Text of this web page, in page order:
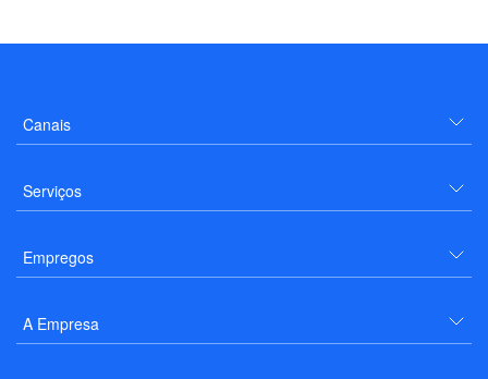
Canais
Serviços
Empregos
A Empresa